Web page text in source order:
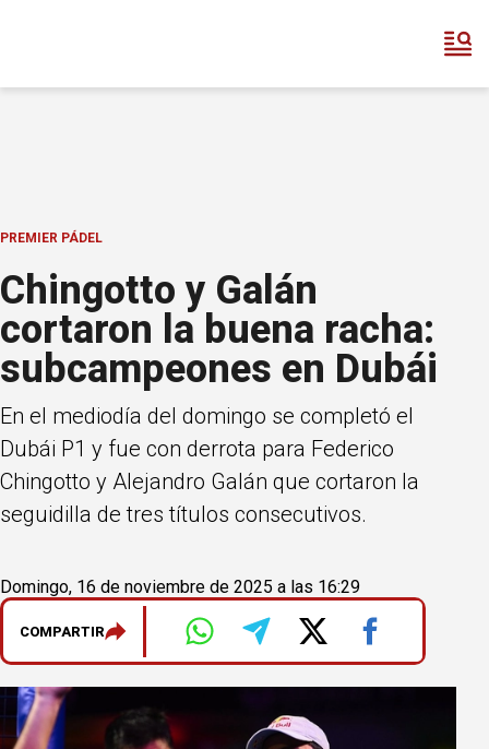
PREMIER PÁDEL
Chingotto y Galán
cortaron la buena racha:
subcampeones en Dubái
En el mediodía del domingo se completó el
Dubái P1 y fue con derrota para Federico
Chingotto y Alejandro Galán que cortaron la
seguidilla de tres títulos consecutivos.
Domingo, 16 de noviembre de 2025 a las 16:29
COMPARTIR